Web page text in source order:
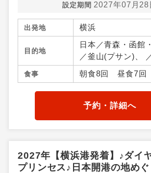
設定期間 2027年07月28
出発地 横浜
目的地
日本／青森・函館
／釜山(プサン)、
食事 朝食8回 昼食7回
予約・詳細へ
2027年【横浜港発着】♪ダイ
プリンセス♪日本開港の地めぐ